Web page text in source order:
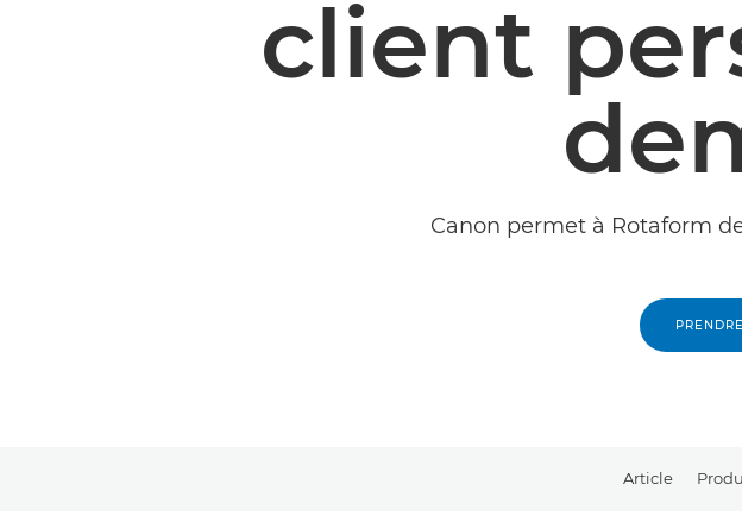
client
Canon permet à Rotaform
Article